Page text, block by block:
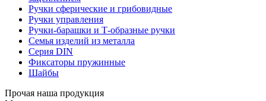
Ручки сферические и грибовидные
Ручки управления
Ручки-барашки и Т-образные ручки
Семья изделий из металла
Серия DIN
Фиксаторы пружинные
Шайбы
Прочая наша продукция